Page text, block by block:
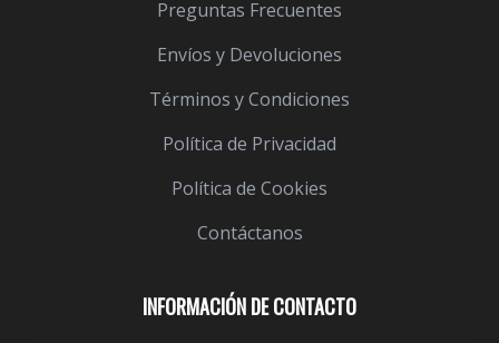
INFORMACIÓN DE CONTACTO
Preguntas Frecuentes
Envíos y Devoluciones
Términos y Condiciones
Política de Privacidad
Política de Cookies
Contáctanos